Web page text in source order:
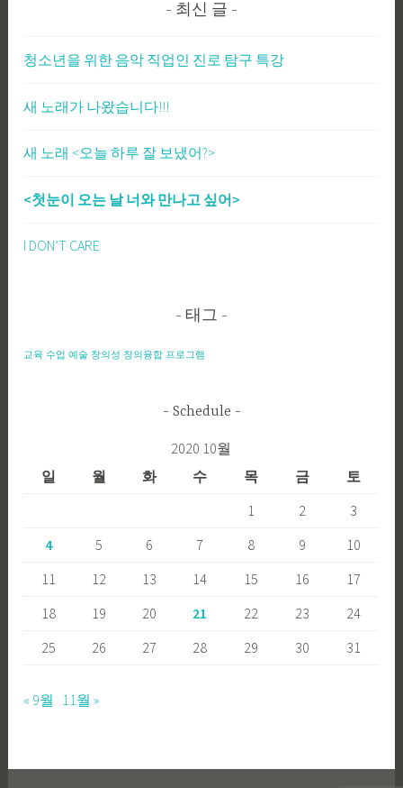
최신 글
청소년을 위한 음악 직업인 진로 탐구 특강
새 노래가 나왔습니다!!!
새 노래 <오늘 하루 잘 보냈어?>
<첫눈이 오는 날 너와 만나고 싶어>
I DON’T CARE
태그
교육 수업 예술 창의성 창의융합 프로그램
Schedule
2020 10월
일
월 화 수 목 금
토
1
2
3
4
5 6 7 8 9
10
11
12 13 14 15 16
17
18
19 20 21 22 23
24
25
26 27 28 29 30 31
« 9월 11월 »